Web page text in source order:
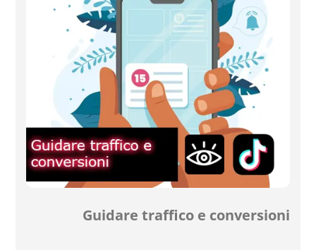
Guidare traffico e conversioni